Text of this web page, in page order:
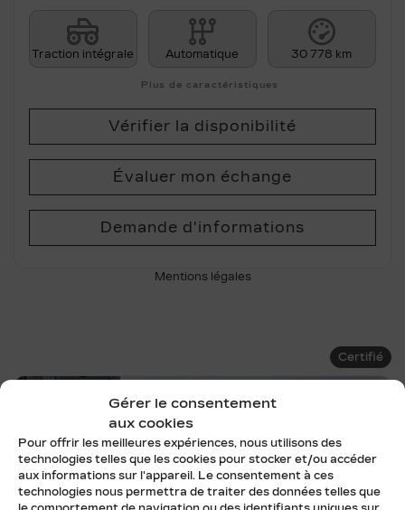
Gérer le consentement
aux cookies
Pour offrir les meilleures expériences, nous utilisons des
technologies telles que les cookies pour stocker et/ou accéder
aux informations sur l'appareil. Le consentement à ces
technologies nous permettra de traiter des données telles que
Traction intégrale Automatique 30 778 km
Plus de caractéristiques
Vérifier la disponibilité
Évaluer mon échange
Demande d'informations
Mentions légales
Certifié